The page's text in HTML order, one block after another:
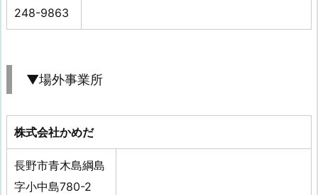
248-9863
▼場外事業所
株式会社かめだ
長野市青木島綱島
字小中島780-2